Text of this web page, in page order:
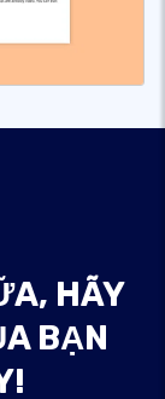
HÃY
BẠN